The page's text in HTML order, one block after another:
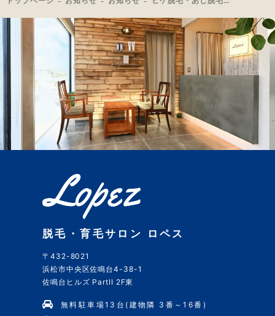
脱毛・育毛サロン ロペス
〒432-8021
浜松市中央区佐鳴台4-38-1
佐鳴台ヒルズ PartII 2F東
無料駐車場13台(建物隣 3番～16番)